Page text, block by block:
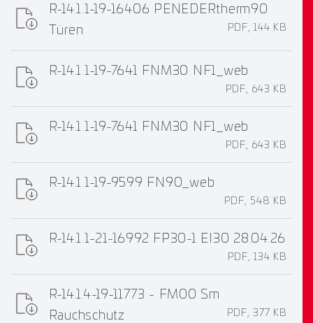
R-14.1.1-19-16406 PENEDERtherm90
Türen
PDF, 144 KB
R-14.1.1-19-7641 FNM30 NF1_web
PDF, 643 KB
R-14.1.1-19-7641 FNM30 NF1_web
PDF, 643 KB
R-14.1.1-19-9599 FN90_web
PDF, 548 KB
R-14.1.1-21-16992 FP30-1 EI30 28.04.26
PDF, 134 KB
R-14.1.4-19-11773 - FM00 Sm
Rauchschutz
PDF, 377 KB